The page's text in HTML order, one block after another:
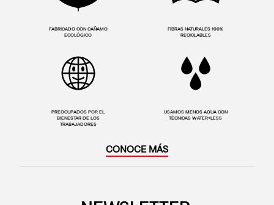
FABRICADO CON CAÑAMO
ECOLÓGICO
FIBRAS NATURALES 100%
RECICLABLES
PREOCUPADOS POR EL
BIENESTAR DE LOS
TRABAJADORES
USAMOS MENOS AGUA CON
TÉCNICAS WATER<LESS
CONOCE MÁS